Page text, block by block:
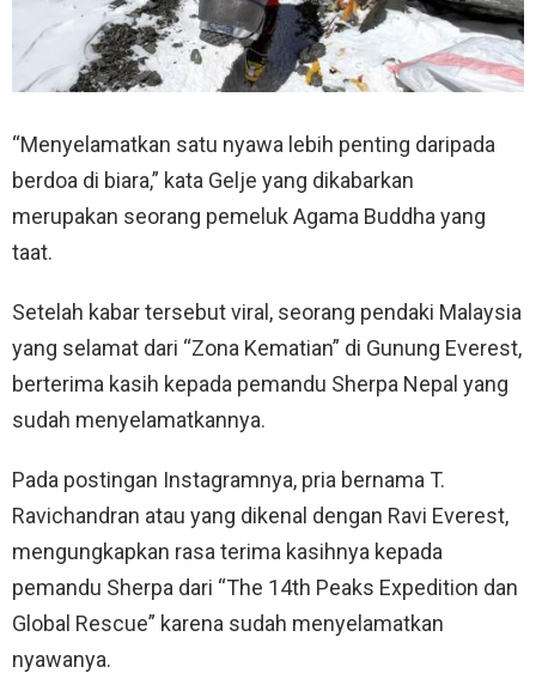
“Menyelamatkan satu nyawa lebih penting daripada
berdoa di biara,” kata Gelje yang dikabarkan
merupakan seorang pemeluk Agama Buddha yang
taat.
Setelah kabar tersebut viral, seorang pendaki Malaysia
yang selamat dari “Zona Kematian” di Gunung Everest,
berterima kasih kepada pemandu Sherpa Nepal yang
sudah menyelamatkannya.
Pada postingan Instagramnya, pria bernama T.
Ravichandran atau yang dikenal dengan Ravi Everest,
mengungkapkan rasa terima kasihnya kepada
pemandu Sherpa dari “The 14th Peaks Expedition dan
Global Rescue” karena sudah menyelamatkan
nyawanya.